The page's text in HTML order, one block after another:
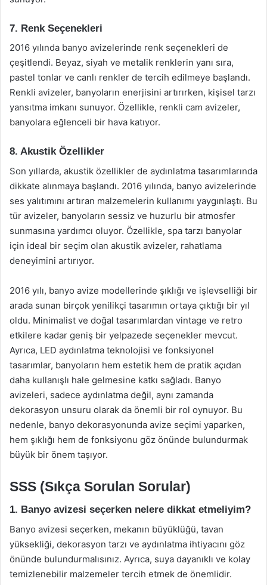
7. Renk Seçenekleri
2016 yılında banyo avizelerinde renk seçenekleri de
çeşitlendi. Beyaz, siyah ve metalik renklerin yanı sıra,
pastel tonlar ve canlı renkler de tercih edilmeye başlandı.
Renkli avizeler, banyoların enerjisini artırırken, kişisel tarzı
yansıtma imkanı sunuyor. Özellikle, renkli cam avizeler,
banyolara eğlenceli bir hava katıyor.
8. Akustik Özellikler
Son yıllarda, akustik özellikler de aydınlatma tasarımlarında
dikkate alınmaya başlandı. 2016 yılında, banyo avizelerinde
ses yalıtımını artıran malzemelerin kullanımı yaygınlaştı. Bu
tür avizeler, banyoların sessiz ve huzurlu bir atmosfer
sunmasına yardımcı oluyor. Özellikle, spa tarzı banyolar
için ideal bir seçim olan akustik avizeler, rahatlama
deneyimini artırıyor.
2016 yılı, banyo avize modellerinde şıklığı ve işlevselliği bir
arada sunan birçok yenilikçi tasarımın ortaya çıktığı bir yıl
oldu. Minimalist ve doğal tasarımlardan vintage ve retro
etkilere kadar geniş bir yelpazede seçenekler mevcut.
Ayrıca, LED aydınlatma teknolojisi ve fonksiyonel
tasarımlar, banyoların hem estetik hem de pratik açıdan
daha kullanışlı hale gelmesine katkı sağladı. Banyo
avizeleri, sadece aydınlatma değil, aynı zamanda
dekorasyon unsuru olarak da önemli bir rol oynuyor. Bu
nedenle, banyo dekorasyonunda avize seçimi yaparken,
hem şıklığı hem de fonksiyonu göz önünde bulundurmak
büyük bir önem taşıyor.
SSS (Sıkça Sorulan Sorular)
1. Banyo avizesi seçerken nelere dikkat etmeliyim?
Banyo avizesi seçerken, mekanın büyüklüğü, tavan
yüksekliği, dekorasyon tarzı ve aydınlatma ihtiyacını göz
önünde bulundurmalısınız. Ayrıca, suya dayanıklı ve kolay
temizlenebilir malzemeler tercih etmek de önemlidir.